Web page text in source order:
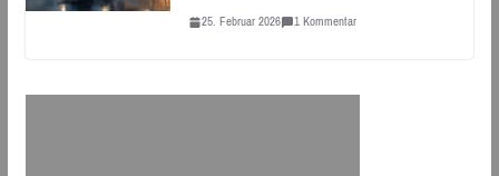
25. Februar 2026 1 Kommentar